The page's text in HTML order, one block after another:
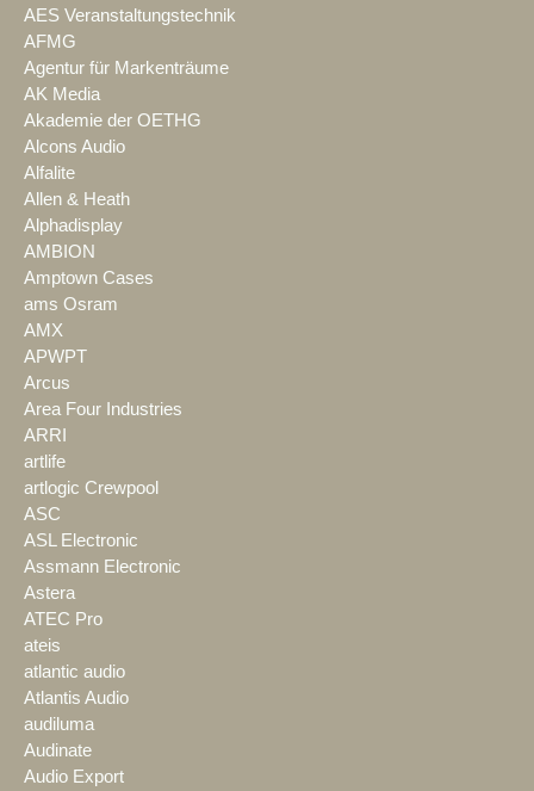
AES Veranstaltungstechnik
AFMG
Agentur für Markenträume
AK Media
Akademie der OETHG
Alcons Audio
Alfalite
Allen & Heath
Alphadisplay
AMBION
Amptown Cases
ams Osram
AMX
APWPT
Arcus
Area Four Industries
ARRI
artlife
artlogic Crewpool
ASC
ASL Electronic
Assmann Electronic
Astera
ATEC Pro
ateis
atlantic audio
Atlantis Audio
audiluma
Audinate
Audio Export